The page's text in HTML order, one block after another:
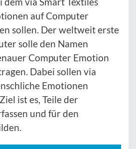
auf Computer
sollen. Der weltweit erste
solle den Namen
Computer Emotion
Dabei sollen via
Emotionen
ist es, Teile der
und für den